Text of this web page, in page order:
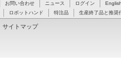
お問い合わせ ニュース ログイン
ロボットハンド 特注品 生産終了品と推奨
サイトマップ